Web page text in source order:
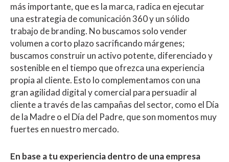
más importante, que es la marca, radica en ejecutar
una estrategia de comunicación 360 y un sólido
trabajo de branding. No buscamos solo vender
volumen a corto plazo sacrificando márgenes;
buscamos construir un activo potente, diferenciado y
sostenible en el tiempo que ofrezca una experiencia
propia al cliente. Esto lo complementamos con una
gran agilidad digital y comercial para persuadir al
cliente a través de las campañas del sector, como el Día
de la Madre o el Día del Padre, que son momentos muy
fuertes en nuestro mercado.
En base a tu experiencia dentro de una empresa